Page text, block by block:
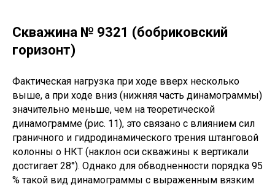
Скважина № 9321 (бобриковский
горизонт)
Фактическая нагрузка при ходе вверх несколько
выше, а при ходе вниз (нижняя часть динамограммы)
значительно меньше, чем на теоретической
динамограмме (рис. 11), это связано с влиянием сил
граничного и гидродинамического трения штанговой
колонны о НКТ (наклон оси скважины к вертикали
достигает 28°). Однако для обводненности порядка 95
% такой вид динамограммы с выраженным вязким